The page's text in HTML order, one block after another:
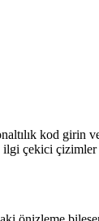
kod girin
ilgi çekici